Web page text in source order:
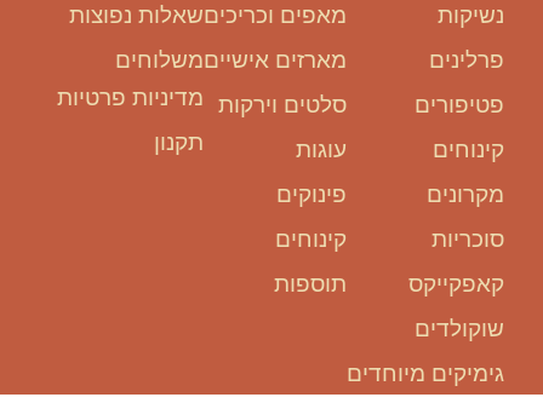
שאלות נפוצות
משלוחים
מדיניות פרטיות
תקנון
נשיקות
פרלינים
פטיפורים
קינוחים
מקרונים
סוכריות
קאפקייקס
שוקולדים
גימיקים מיוחדים
מאפים וכריכים
מארזים אישיים
סלטים וירקות
עוגות
פינוקים
קינוחים
תוספות